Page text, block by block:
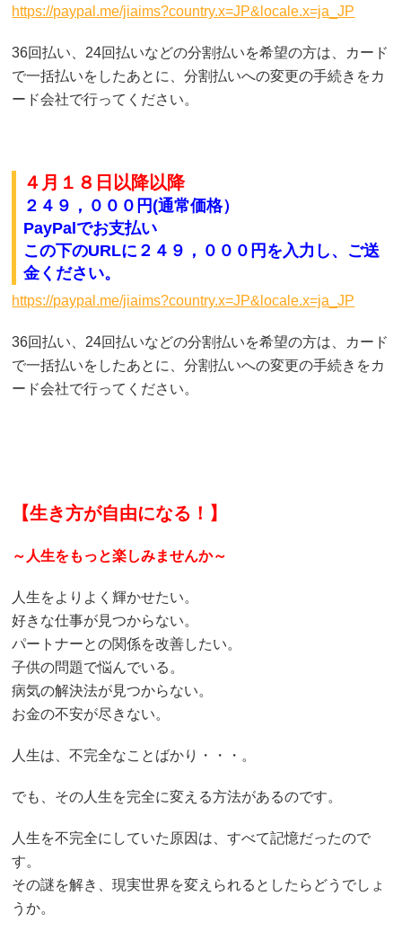
https://paypal.me/jiaims?country.x=JP&locale.x=ja_JP
36回払い、24回払いなどの分割払いを希望の方は、カード
で一括払いをしたあとに、分割払いへの変更の手続きをカ
ード会社で行ってください。
４月１８日以降以降
２４９，０００円(通常価格）
PayPalでお支払い
この下のURLに２４９，０００円 を入力し、ご送
金ください。
https://paypal.me/jiaims?country.x=JP&locale.x=ja_JP
36回払い、24回払いなどの分割払いを希望の方は、カード
で一括払いをしたあとに、分割払いへの変更の手続きをカ
ード会社で行ってください。
【生き方が自由になる！】
～人生をもっと楽しみませんか～
人生をよりよく輝かせたい。
好きな仕事が見つからない。
パートナーとの関係を改善したい。
子供の問題で悩んでいる。
病気の解決法が見つからない。
お金の不安が尽きない。
人生は、不完全なことばかり・・・。
でも、その人生を完全に変える方法があるのです。
人生を不完全にしていた原因は、すべて記憶だったので
す。
その謎を解き、現実世界を変えられるとしたらどうでしょ
うか。